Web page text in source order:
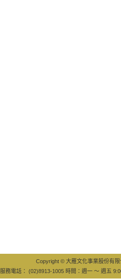
Copyright © 大雁文化事業股份有
服務電話： (02)8913-1005 時間：週一 ～ 週五